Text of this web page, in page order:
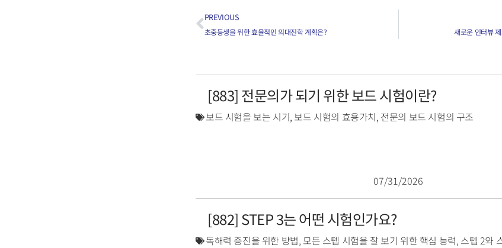
PREVIOUS
초중등생을 위한 효율적인 의대진학 계획은? 새로운 인터뷰
[883] 전문의가 되기 위한 보드 시험이란?
보드 시험을 보는 시기, 보드 시험의 효용가치, 전문의 보드 시험의 구조
07/31/2026
[882] STEP 3는 어떤 시험인가요?
독해력 증진을 위한 방법, 모든 스텝 시험을 잘 보기 위한 핵심 능력, 스텝 2와